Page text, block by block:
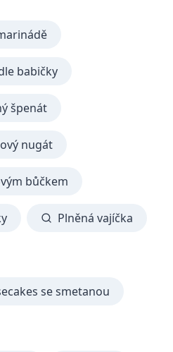
babičky
špenát
nugát
bůčkem
Plněná vajíčka
se smetanou